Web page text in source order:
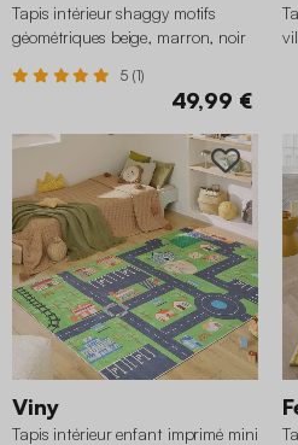
Tapis intérieur shaggy motifs
géométriques beige, marron, noir
5 (1)
49,99 €
Viny
Tapis intérieur enfant imprimé mini